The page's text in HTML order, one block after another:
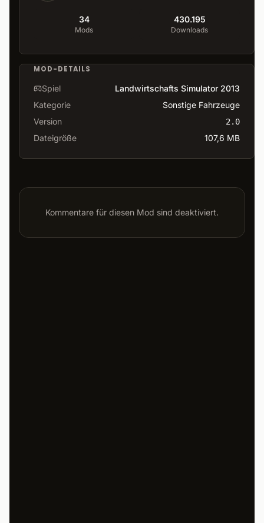
34
Mods
430.195
Downloads
MOD-DETAILS
Spiel
Landwirtschafts Simulator 2013
Kategorie
Sonstige Fahrzeuge
Version
2.0
Dateigröße 107,6 MB
Kommentare für diesen Mod sind deaktiviert.